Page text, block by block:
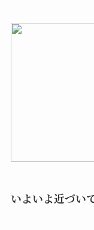
いよいよ近づい